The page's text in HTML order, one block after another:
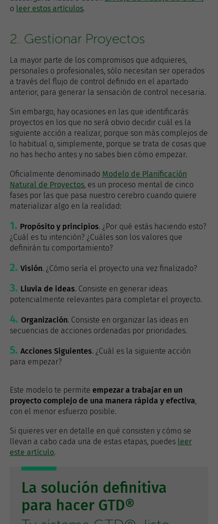
o leer estos artículos.
2. Gestionar Proyectos
La mayor parte de los compromisos que adquieres,
personales o profesionales, sólo necesitan ser operados
a través del flujo de control definido en el apartado
anterior, para generar la sensación de control necesaria.
Sin embargo, hay ocasiones en las que identificarás
proyectos en los que no será obvio decidir cuál es la
siguiente acción a realizar, porque son más complejos de
lo habitual o, simplemente, porque se trata de cosas que
no has hecho antes y no sabes bien cómo empezar.
Oficialmente denominado Modelo de Planificación
Natural de Proyectos, es un proceso mental de cinco
fases por las que pasa nuestro cerebro cuando quiere
materializar algo en la realidad:
Propósito y principios. ¿Por qué estás haciendo esto?
¿Cuál es tu intención? ¿Cuáles son los valores que
definirán tu comportamiento?
Visión. ¿Cómo sería el proyecto una vez finalizado?
Lluvia de ideas. Consiste en generar ideas
potencialmente relevantes para completar el proyecto.
Organización. Consiste en organizar las ideas en
secuencias de acciones ordenadas por prioridades.
Acciones Siguientes. ¿Cuál es la siguiente acción
para empezar?
Este modelo te permite empezar a trabajar en un
proyecto complejo de una manera rápida y efectiva,
con el menor esfuerzo posible.
Si quieres ver en detalle en qué consisten y cómo se
llevan a cabo cada una de estas etapas, puedes leer
este artículo.
La solución definitiva
para hacer GTD®